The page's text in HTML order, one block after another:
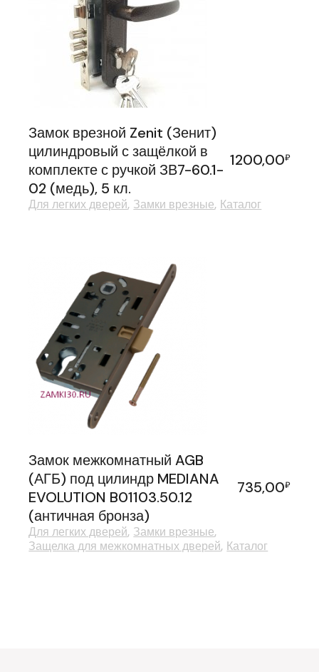
Замок врезной Zenit (Зенит)
цилиндровый с защёлкой в
комплекте с ручкой ЗВ7-60.1-
02 (медь), 5 кл.
1200,00₽
Для легких дверей Замки врезные Каталог
Замок межкомнатный AGB
(АГБ) под цилиндр MEDIANA
EVOLUTION B01103.50.12
(античная бронза)
735,00₽
Для легких дверей Замки врезные
Защелка для межкомнатных дверей Каталог